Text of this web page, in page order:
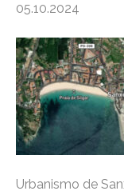
05.10.2024
Urbanismo de